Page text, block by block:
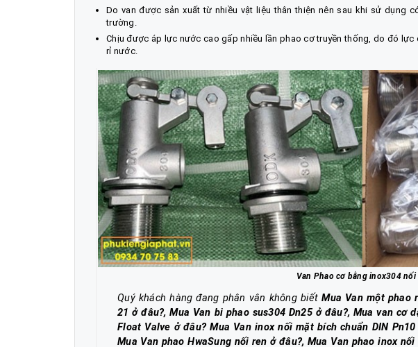
Do van được sản xuất từ nhiều vật liệu thân thiện nên sau khi sử dụng
trường.
Chịu được áp lực nước cao gấp nhiều lần phao cơ truyền thống, do đó
rỉ nước.
Van Phao cơ bằng inox304 nối
Quý khách hàng đang phân vân không biếtMua Van một phao
21 ở đâu?, Mua Van bi phao sus304 Dn25 ở đâu?, Mua van cơ
Float Valve ở đâu? Mua Van inox nối mặt bích chuẩn DIN
Mua Van phao HwaSung nối ren ở đâu?, Mua Van phao inox